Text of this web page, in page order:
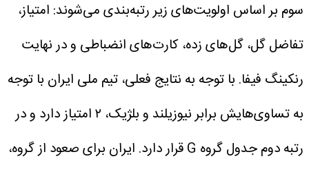
سوم بر اساس اولویت‌های زیر رتبه‌بندی می‌شوند: امتیاز،
تفاضل گل، گل‌های زده، کارت‌های انضباطی و در نهایت
رنکینگ فیفا. با توجه به نتایج فعلی، تیم ملی ایران با توجه
به تساوی‌هایش برابر نیوزیلند و بلژیک، ۲ امتیاز دارد و در
رتبه دوم جدول گروه G قرار دارد. ایران برای صعود از گروه،